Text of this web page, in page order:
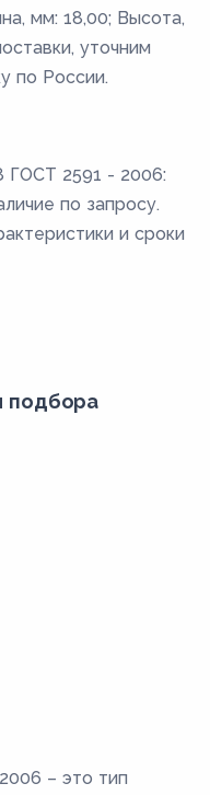
мм: 18,00; Высота,
уточним
по России.
ГОСТ 2591 - 2006:
по запросу.
и сроки
подбора
– это тип